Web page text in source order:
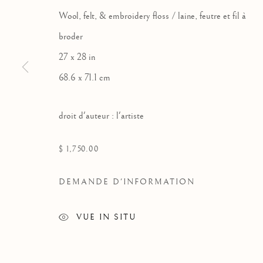
Wool, felt, & embroidery floss / laine, feutre et fil à
broder
27 x 28 in
68.6 x 71.1 cm
droit d'auteur : l'artiste
$ 1,750.00
DEMANDE D'INFORMATION
VUE IN SITU